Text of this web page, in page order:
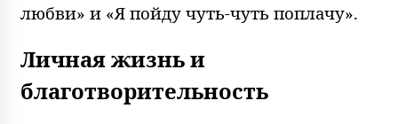
любви» и «Я пойду чуть-чуть поплачу».
Личная жизнь и
благотворительность